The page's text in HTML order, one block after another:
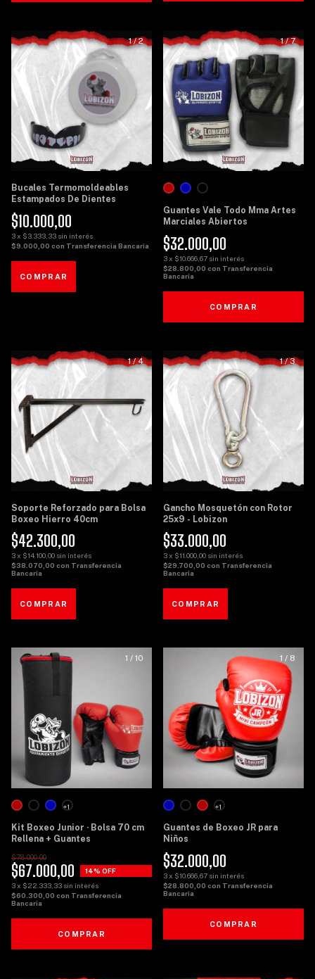
1/2
Bucales Termomoldeables
Estampados De Dientes
$10.000,00
3x $3.333,33 sin interés
$9.000,00 con Transferencia Bancaria
1/7
Guantes Vale Todo Mma Artes
Marciales Abiertos
$32.000,00
3x $10.666,67 sin interés
$28.800,00 con Transferencia
Bancaria
COMPRAR
1/4
Soporte Reforzado para Bolsa
Boxeo Hierro 40cm
$42.300,00
3x $14.100,00 sin interés
$38.070,00 con Transferencia
Bancaria
1/3
Gancho Mosquetón con Rotor
25x9 - Lobizon
$33.000,00
3x $11.000,00 sin interés
$29.700,00 con Transferencia
Bancaria
1 / 10
Kit Boxeo Junior · Bolsa 70 cm
Rellena + Guantes
$67.000,00
$78.000,00
14% OFF
3x $22.333,33 sin interés
$60.300,00 con Transferencia
Bancaria
+1
COMPRAR
1 / 8
Guantes de Boxeo JR para
Niños
$32.000,00
3x $10.666,67 sin interés
$28.800,00 con Transferencia
Bancaria
+1
COMPRAR